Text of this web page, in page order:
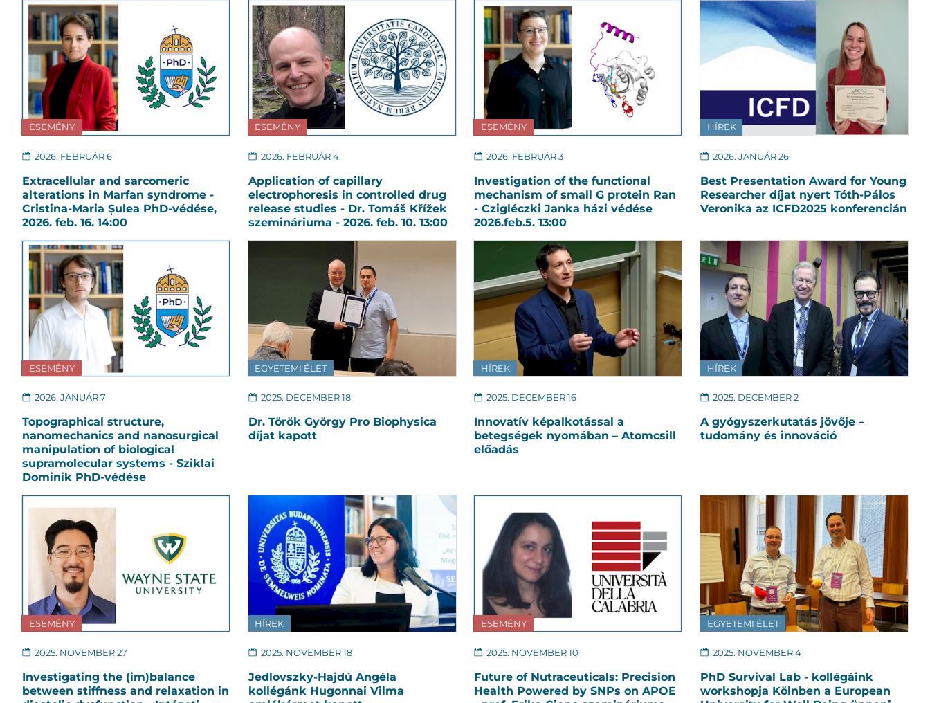
ESEMÉNY
2026. FEBRUÁR 6
Extracellular and sarcomeric
alterations in Marfan syndrome -
Cristina-Maria Șulea PhD-védése,
2026. feb. 16. 14:00
ESEMÉNY
2026. FEBRUÁR 4
Application of capillary
electrophoresis in controlled drug
release studies - Dr. Tomáš Křížek
szemináriuma - 2026. feb. 10. 13:00
ESEMÉNY
2026. FEBRUÁR 3
Investigation of the functional
mechanism of small G protein Ran
- Czigléczki Janka házi védése
2026.feb.5. 13:00
HÍREK
2026. JANUÁR 26
Best Presentation Award for Young
Researcher díjat nyert Tóth-Pálos
Veronika az ICFD2025 konferencián
ESEMÉNY
2026. JANUÁR 7
Topographical structure,
nanomechanics and nanosurgical
manipulation of biological
supramolecular systems - Sziklai
Dominik PhD-védése
EGYETEMI ÉLET
2025. DECEMBER 18
Dr. Török György Pro Biophysica
díjat kapott
HÍREK
2025. DECEMBER 16
Innovatív képalkotással a
betegségek nyomában – Atomcsill
előadás
HÍREK
2025. DECEMBER 2
A gyógyszerkutatás jövője –
tudomány és innováció
ESEMÉNY
2025. NOVEMBER 27
Investigating the (im)balance
between stiffness and relaxation in
HÍREK
2025. NOVEMBER 18
Jedlovszky-Hajdú Angéla
kollégánk Hugonnai Vilma
ESEMÉNY
2025. NOVEMBER 10
Future of Nutraceuticals: Precision
Health Powered by SNPs on APOE
EGYETEMI ÉLET
2025. NOVEMBER 4
PhD Survival Lab - kollégáink
workshopja Kölnben a European